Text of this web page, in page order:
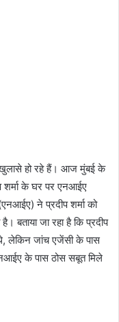
हो रहे हैं। आज मुंबई के
शर्मा के घर पर एनआईए
ने प्रदीप शर्मा को
बताया जा रहा है कि प्रदीप
लेकिन जांच एजेंसी के पास
के पास ठोस सबूत मिले